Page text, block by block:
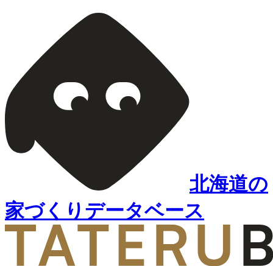
北海道の
家づくりデータベース